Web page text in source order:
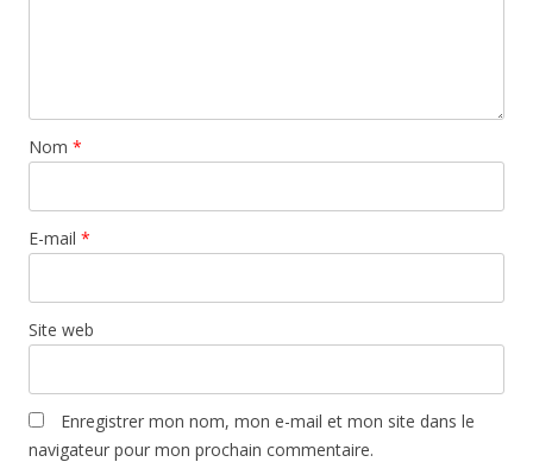
Nom *
E-mail *
Site web
Enregistrer mon nom, mon e-mail et mon site dans le
navigateur pour mon prochain commentaire.